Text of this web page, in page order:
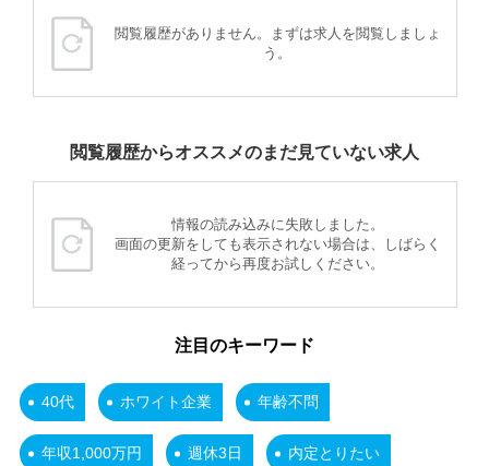
閲覧履歴がありません。まずは求人を閲覧しましょ
う。
閲覧履歴からオススメのまだ見ていない求人
情報の読み込みに失敗しました。
画面の更新をしても表示されない場合は、しばらく
経ってから再度お試しください。
注目のキーワード
40代 ホワイト企業 年齢不問
年収1,000万円 週休3日 内定とりたい